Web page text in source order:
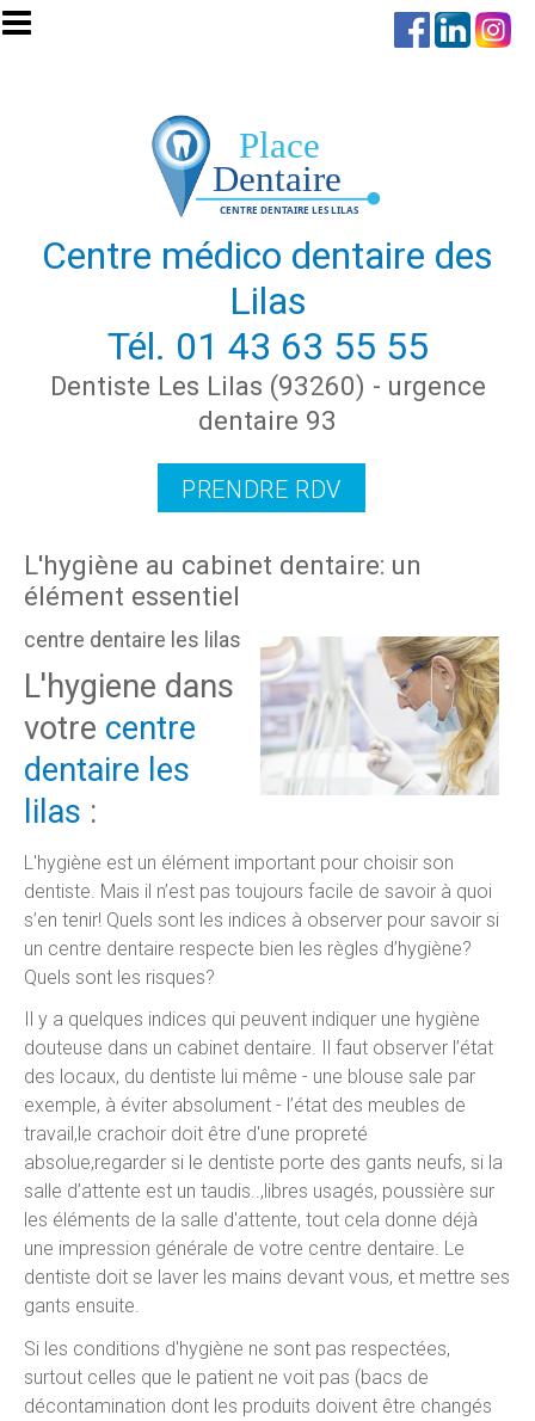
Aller au contenu principal
Centre médico dentaire des
Lilas
Tél. 01 43 63 55 55
Dentiste Les Lilas (93260) - urgence
dentaire 93
PRENDRE RDV
L'hygiène au cabinet dentaire: un
élément essentiel
centre dentaire les lilas
L'hygiene dans
votre centre
dentaire les
lilas :
L'hygiène est un élément important pour choisir son
dentiste. Mais il n’est pas toujours facile de savoir à quoi
s’en tenir! Quels sont les indices à observer pour savoir si
un centre dentaire respecte bien les règles d’hygiène?
Quels sont les risques?
Il y a quelques indices qui peuvent indiquer une hygiène
douteuse dans un cabinet dentaire. Il faut observer l’état
des locaux, du dentiste lui même - une blouse sale par
exemple, à éviter absolument - l’état des meubles de
travail,le crachoir doit être d'une propreté
absolue,regarder si le dentiste porte des gants neufs, si la
salle d’attente est un taudis..,libres usagés, poussière sur
les éléments de la salle d'attente, tout cela donne déjà
une impression générale de votre centre dentaire. Le
dentiste doit se laver les mains devant vous, et mettre ses
gants ensuite.
Si les conditions d'hygiène ne sont pas respectées,
surtout celles que le patient ne voit pas (bacs de
décontamination dont les produits doivent être changés